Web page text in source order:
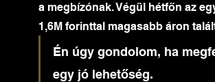
a megbízónak. Végül hétfőn az
1,6M forinttal magasabb áron
Én úgy gondolom, ha
egy jó lehetőség.